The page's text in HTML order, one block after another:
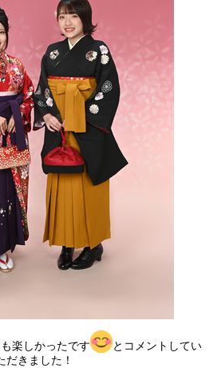
楽しかったです
とコメントしてい
だきました！